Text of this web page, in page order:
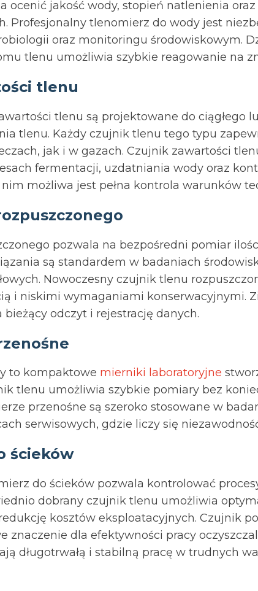
ocenić jakość wody, stopień natlenienia
Profesjonalny tlenomierz do wody jest
oraz monitoringu środowiskowym.
tlenu umożliwia szybkie reagowanie na
tlenu
tlenu są projektowane do ciągłego
tlenu. Każdy czujnik tlenu tego typu
jak i w gazach. Czujnik zawartości
fermentacji, uzdatniania wody oraz
możliwa jest pełna kontrola warunków
pozwala na bezpośredni pomiar
są standardem w badaniach
Nowoczesny czujnik tlenu
i niskimi wymaganiami konserwacyjnymi.
odczyt i rejestrację danych.
to kompaktowe mierniki laboratoryjne
tlenu umożliwia szybkie pomiary bez
przenośne są szeroko stosowane w
serwisowych, gdzie liczy się
ścieków
do ścieków pozwala kontrolować
dobrany czujnik tlenu umożliwia
kosztów eksploatacyjnych. Czujnik
znaczenie dla efektywności pracy
długotrwałą i stabilną pracę w trudnych